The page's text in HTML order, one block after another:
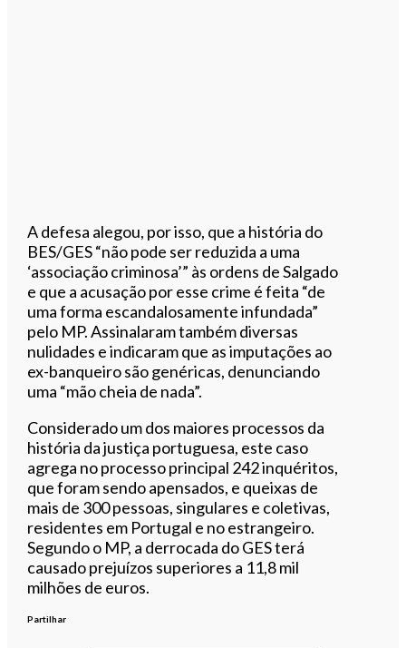
A defesa alegou, por isso, que a história do
BES/GES “não pode ser reduzida a uma
‘associação criminosa’” às ordens de Salgado
e que a acusação por esse crime é feita “de
uma forma escandalosamente infundada”
pelo MP. Assinalaram também diversas
nulidades e indicaram que as imputações ao
ex-banqueiro são genéricas, denunciando
uma “mão cheia de nada”.
Considerado um dos maiores processos da
história da justiça portuguesa, este caso
agrega no processo principal 242 inquéritos,
que foram sendo apensados, e queixas de
mais de 300 pessoas, singulares e coletivas,
residentes em Portugal e no estrangeiro.
Segundo o MP, a derrocada do GES terá
causado prejuízos superiores a 11,8 mil
milhões de euros.
Partilhar